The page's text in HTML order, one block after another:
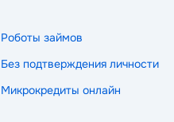
Роботы займов
Без подтверждения личности
Микрокредиты онлайн